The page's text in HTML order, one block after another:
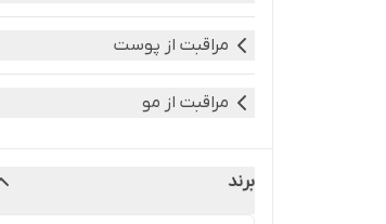
مراقبت از پوست
مراقبت از مو
برند